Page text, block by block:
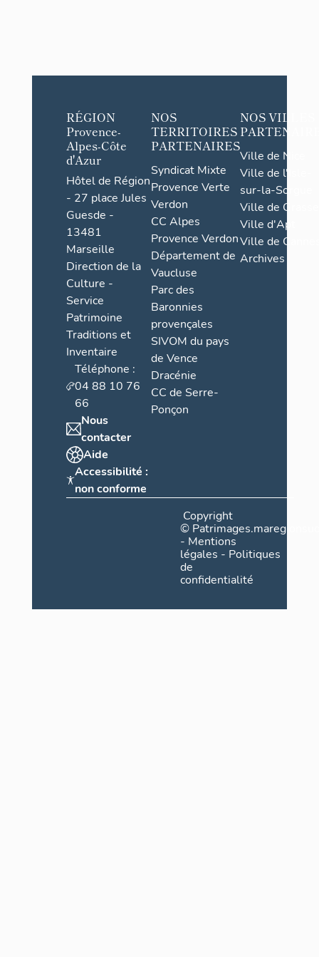
RÉGION
Provence-
Alpes-Côte
d'Azur
Hôtel de Région
- 27 place Jules
Guesde -
13481
Marseille
Direction de la
Culture -
Service
Patrimoine
Traditions et
Inventaire
Téléphone :
04 88 10 76
66
Nous
contacter
Aide
Accessibilité :
non conforme
NOS
TERRITOIRES
PARTENAIRES
Syndicat Mixte
Provence Verte
Verdon
CC Alpes
Provence Verdon
Département de
Vaucluse
Parc des
Baronnies
provençales
SIVOM du pays
de Vence
Dracénie
CC de Serre-
Ponçon
NOS VILLES
Ville de Nice
Ville de l'Isle-
sur-la-Sorgue
Ville de Grasse
Ville d'Apt
Ville de
Archives
Copyright
©
- Mentions
légales - Politiques
de
confidentialité